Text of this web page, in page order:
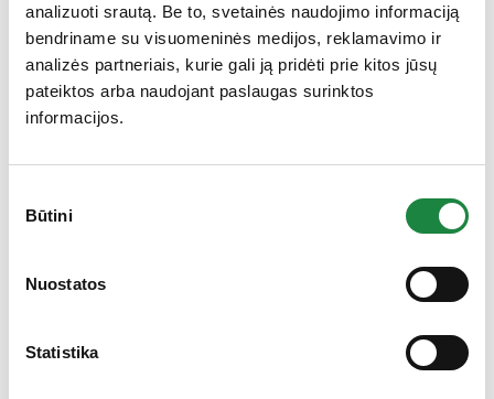
analizuoti srautą. Be to, svetainės naudojimo informaciją
bendriname su visuomeninės medijos, reklamavimo ir
analizės partneriais, kurie gali ją pridėti prie kitos jūsų
pateiktos arba naudojant paslaugas surinktos
informacijos.
pasirinkimas
Būtini
Nuostatos
Statistika
Vitaminas C 25 mg
Niacinamidas
Vitaminas B1 0,56 mg
Folio rūgštis 0,5 mg
DOZAVIMAS Gauk 10% nuolaidą!